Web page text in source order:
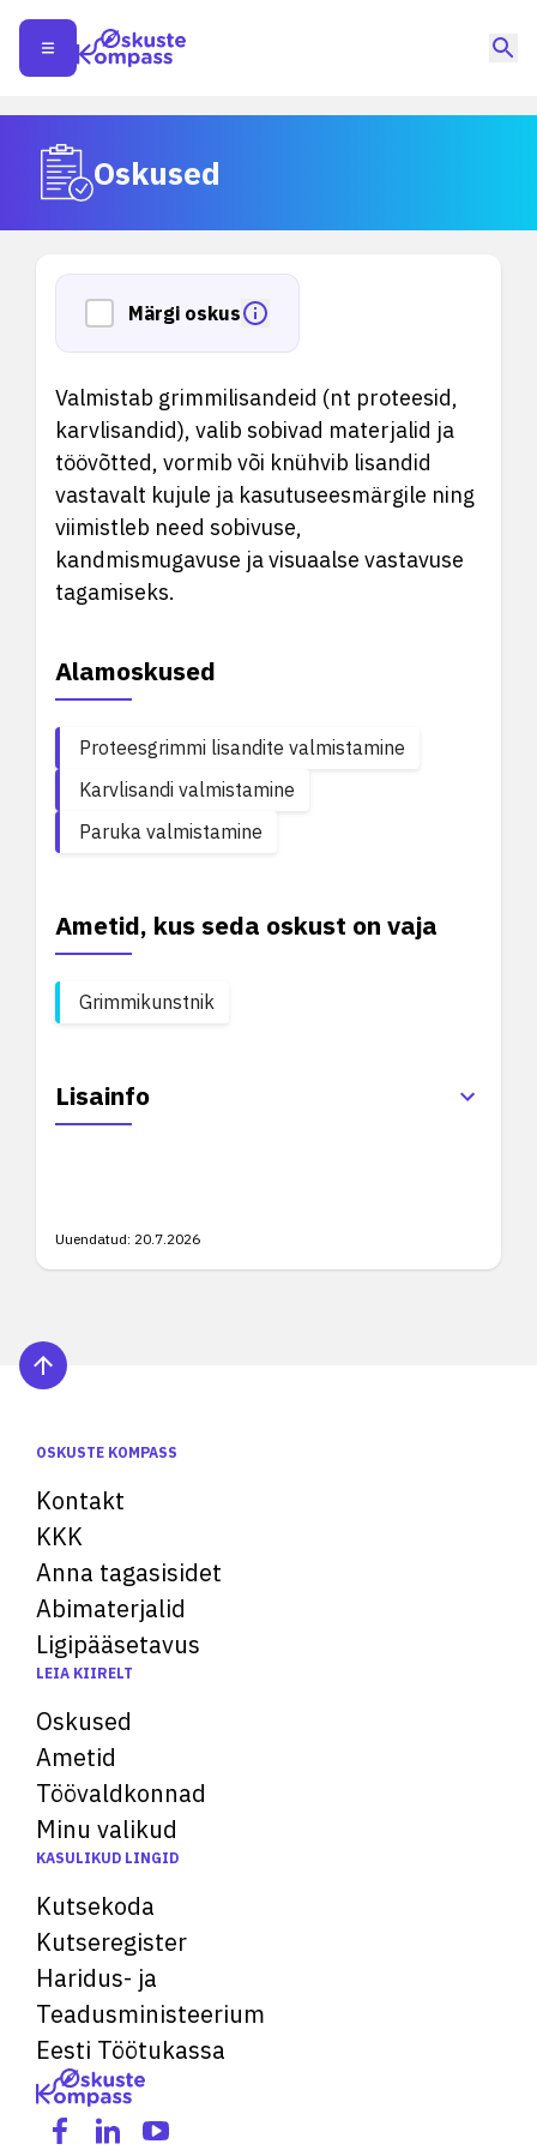
Oskused
Märgi oskus
Valmistab grimmilisandeid (nt proteesid,
karvlisandid), valib sobivad materjalid ja
töövõtted, vormib või knühvib lisandid
vastavalt kujule ja kasutuseesmärgile ning
viimistleb need sobivuse,
kandmismugavuse ja visuaalse vastavuse
tagamiseks.
Alamoskused
Proteesgrimmi lisandite valmistamine
Karvlisandi valmistamine
Paruka valmistamine
Ametid, kus seda oskust on vaja
Grimmikunstnik
Lisainfo
Uuendatud: 20.7.2026
OSKUSTE KOMPASS
Kontakt
KKK
Anna tagasisidet
Abimaterjalid
Ligipääsetavus
LEIA KIIRELT
Oskused
Ametid
Töövaldkonnad
Minu valikud
KASULIKUD LINGID
Kutsekoda
Kutseregister
Haridus- ja
Teadusministeerium
Eesti Töötukassa